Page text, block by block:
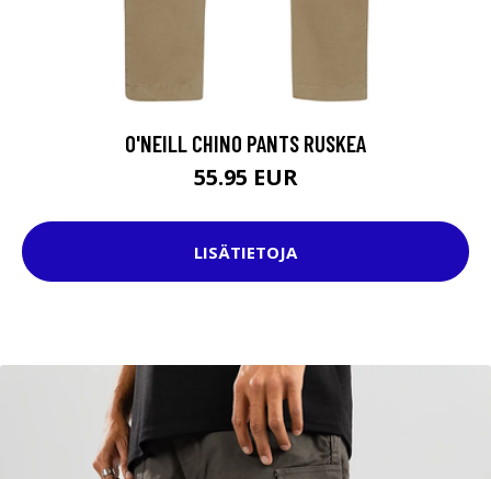
O'NEILL CHINO PANTS RUSKEA
55.95 EUR
LISÄTIETOJA